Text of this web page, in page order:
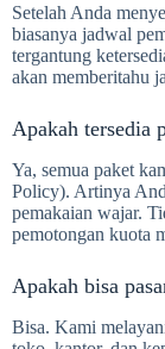
Setelah Anda
biasanya jadwal
tergantung
akan memberitahu
Apakah tersedia
Ya, semua paket
Policy). Artinya
pemakaian wajar.
pemotongan kuota
Apakah bisa
Bisa. Kami